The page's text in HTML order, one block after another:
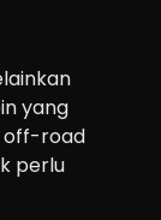
yang
off-road
perlu